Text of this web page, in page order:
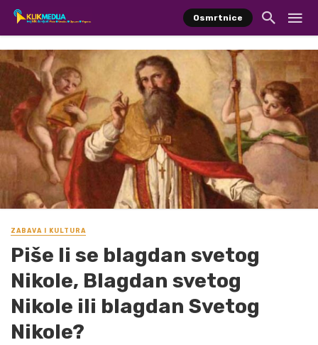
Osmrtnice
ZABAVA I KULTURA
Piše li se blagdan svetog
Nikole, Blagdan svetog
Nikole ili blagdan Svetog
Nikole?